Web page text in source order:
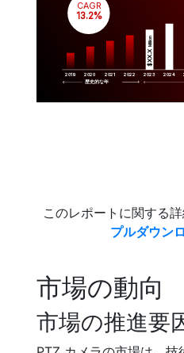
2019 2020 2021 2022 2023 2024
$XX.X
Million
CAGR
13.2%
歴史的な年
このレポートに関する
プルダウン
市場の動向
市場の推進要